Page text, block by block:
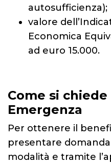
autosufficienza);
valore
Economica
ad euro 15.000.
Come si
Emergenza
Per ottenere il
presentare domanda
modalità e tramite